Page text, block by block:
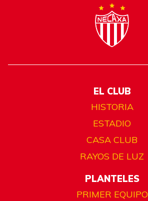
EL CLUB
HISTORIA
ESTADIO
CASA CLUB
RAYOS DE LUZ
PLANTELES
PRIMER EQUIPO